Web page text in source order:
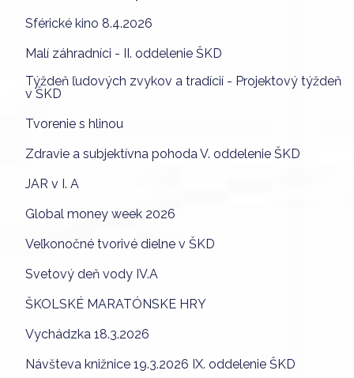
Sférické kino 8.4.2026
Malí záhradníci - II. oddelenie ŠKD
Týždeň ľudových zvykov a tradícií - Projektový týždeň
v ŠKD
Tvorenie s hlinou
Zdravie a subjektívna pohoda V. oddelenie ŠKD
JAR v I. A
Global money week 2026
Veľkonočné tvorivé dielne v ŠKD
Svetový deň vody IV.A
ŠKOLSKÉ MARATÓNSKE HRY
Vychádzka 18.3.2026
Návšteva knižnice 19.3.2026 IX. oddelenie ŠKD